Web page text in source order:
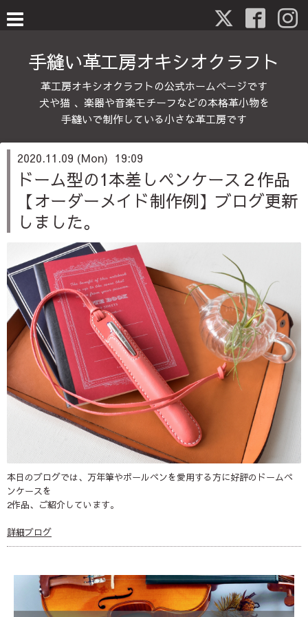
手縫い革工房オキシオクラフト
革工房オキシオクラフトの公式ホームページです
犬や猫 、楽器や音楽モチーフなどの本格革小物を
手縫いで制作している小さな革工房です
2020.11.09 (Mon) 19:09
ドーム型の1本差しペンケース２作品
【オーダーメイド制作例】ブログ更新
しました。
本日のブログでは、万年筆やボールペンを愛用する方に好評のドームペ
ンケースを
2作品、ご紹介しています。
詳細ブログ